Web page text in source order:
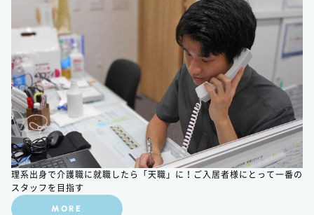
理系出身で介護職に就職したら「天職」に！ご入居者様にとって一番の
スタッフを目指す
MORE